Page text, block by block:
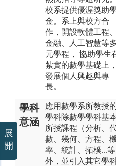
校系提供優渥獎助學
金。系上與校方合
作，開設軟體工程、
金融、人工智慧等多
元學程， 協助學生
紮實的數學基礎上，
發展個人興趣與專
長。
學科
意涵
應用數學系所教授的
學科除數學學科基本
所授課程（分析、
數、幾何、方程、
率、統計、拓樸...等
外，並引入其它學
展
開